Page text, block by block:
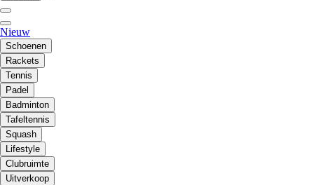
Nieuw
Schoenen
Rackets
Tennis
Padel
Badminton
Tafeltennis
Squash
Lifestyle
Clubruimte
Uitverkoop